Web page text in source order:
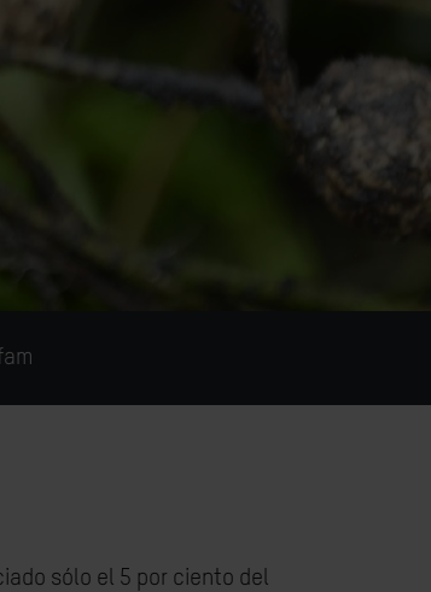
sólo el 5 por ciento del